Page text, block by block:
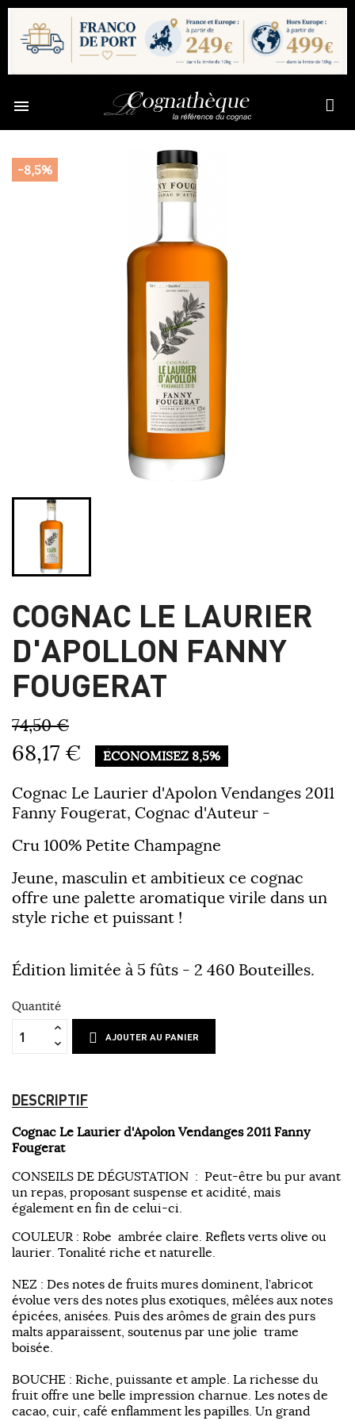

-8,5%
COGNAC LE LAURIER
D'APOLLON FANNY
FOUGERAT
74,50 €
68,17 € ÉCONOMISEZ 8,5%
Cognac Le Laurier d'Apolon Vendanges 2011
Fanny Fougerat, Cognac d'Auteur -
Cru 100% Petite Champagne
Jeune, masculin et ambitieux ce cognac
offre une palette aromatique virile dans un
style riche et puissant !
Édition limitée à 5 fûts - 2 460 Bouteilles.
Quantité
AJOUTER AU PANIER
DESCRIPTIF
Cognac Le Laurier d'Apolon Vendanges 2011 Fanny
Fougerat
CONSEILS DE DÉGUSTATION : Peut-être bu pur avant
un repas, proposant suspense et acidité, mais
également en fin de celui-ci.
COULEUR : Robe ambrée claire. Reflets verts olive ou
laurier. Tonalité riche et naturelle.
NEZ : Des notes de fruits mures dominent, l’abricot
évolue vers des notes plus exotiques, mêlées aux notes
épicées, anisées. Puis des arômes de grain des purs
malts apparaissent, soutenus par une jolie trame
boisée.
BOUCHE : Riche, puissante et ample. La richesse du
fruit offre une belle impression charnue. Les notes de
cacao, cuir, café enflamment les papilles. Un grand